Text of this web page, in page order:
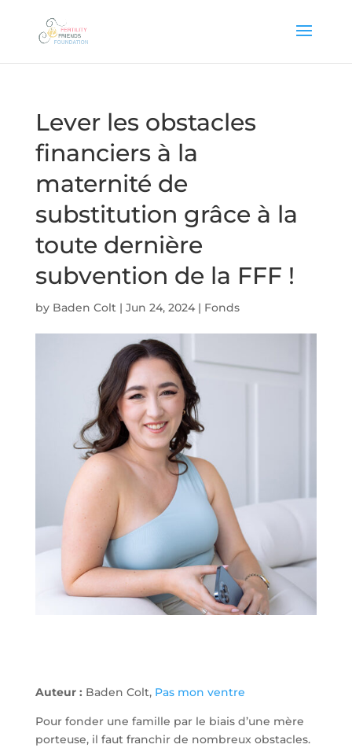
Lever les obstacles
financiers à la
maternité de
substitution grâce à la
toute dernière
subvention de la FFF !
by Baden Colt| Jun 24, 2024| Fonds
Auteur : Baden Colt, Pas mon ventre
Pour fonder une famille par le biais d’une mère
porteuse, il faut franchir de nombreux obstacles.